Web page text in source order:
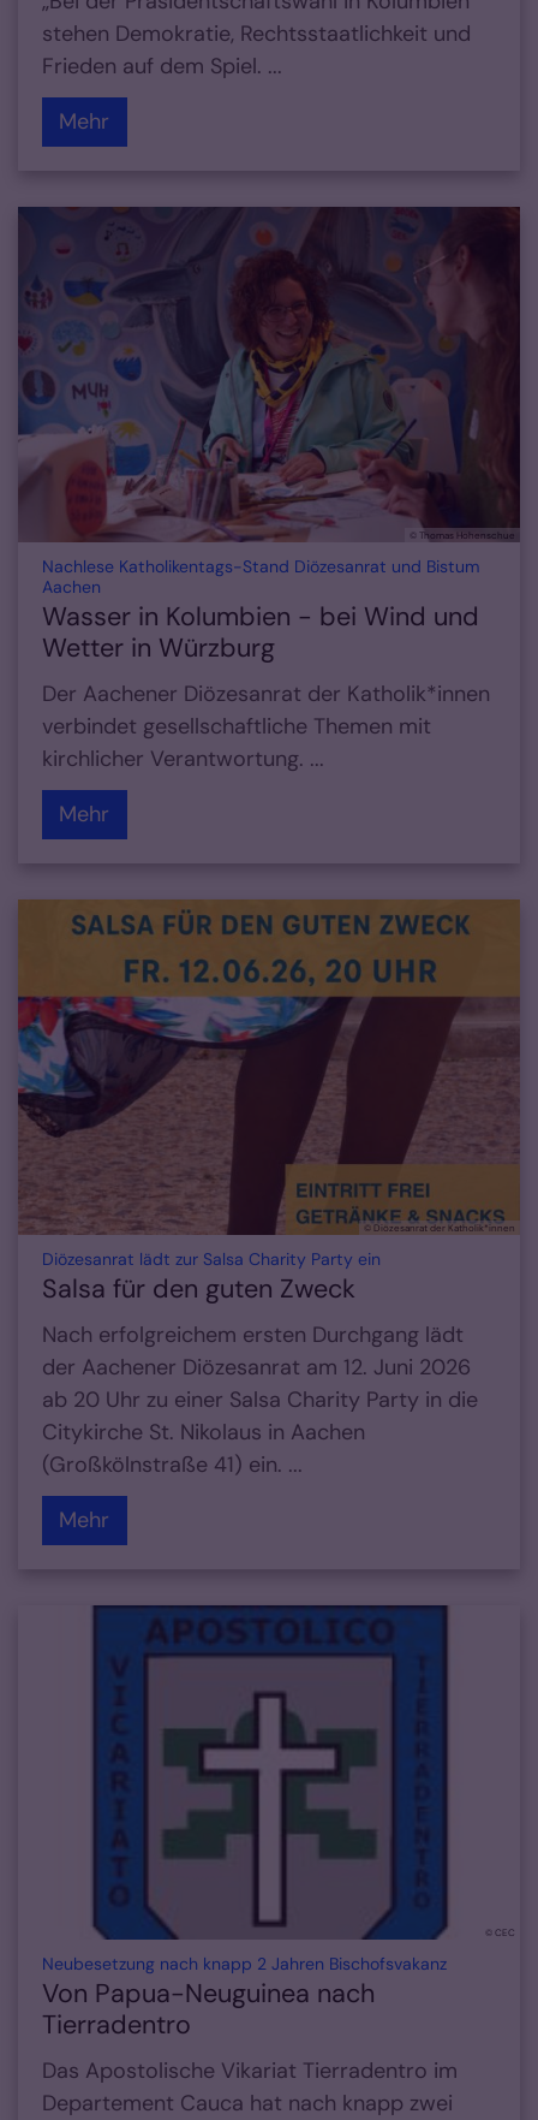
stehen Demokratie, Rechtsstaatlichkeit und
Frieden auf dem Spiel. ...
Mehr
© Thomas Hohenschue
Nachlese Katholikentags-Stand Diözesanrat und Bistum
Aachen
Wasser in Kolumbien - bei Wind und
Wetter in Würzburg
Der Aachener Diözesanrat der Katholik*innen
verbindet gesellschaftliche Themen mit
kirchlicher Verantwortung. ...
Mehr
© Diözesanrat der Katholik*innen
Diözesanrat lädt zur Salsa Charity Party ein
Salsa für den guten Zweck
Nach erfolgreichem ersten Durchgang lädt
der Aachener Diözesanrat am 12. Juni 2026
ab 20 Uhr zu einer Salsa Charity Party in die
Citykirche St. Nikolaus in Aachen
(Großkölnstraße 41) ein. ...
Mehr
© CEC
Neubesetzung nach knapp 2 Jahren Bischofsvakanz:
Von Papua-Neuguinea nach
Tierradentro
Das Apostolische Vikariat Tierradentro im
Departement Cauca hat nach knapp zwei